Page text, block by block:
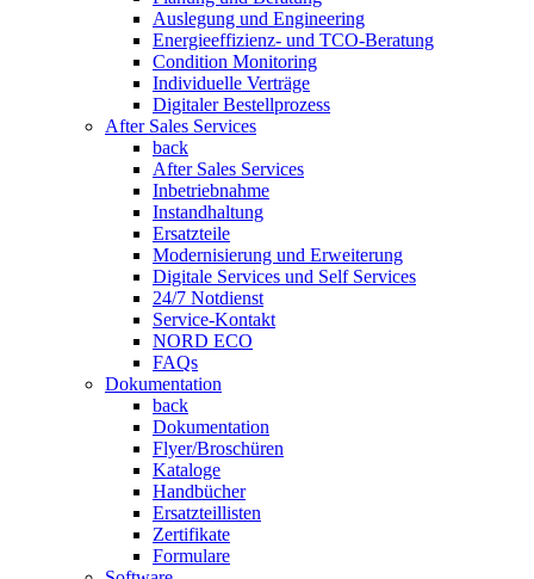
Auslegung und Engineering
Energieeffizienz- und TCO-Beratung
Condition Monitoring
Individuelle Verträge
Digitaler Bestellprozess
After Sales Services
back
After Sales Services
Inbetriebnahme
Instandhaltung
Ersatzteile
Modernisierung und Erweiterung
Digitale Services und Self Services
24/7 Notdienst
Service-Kontakt
NORD ECO
FAQs
Dokumentation
back
Dokumentation
Flyer/Broschüren
Kataloge
Handbücher
Ersatzteillisten
Zertifikate
Formulare